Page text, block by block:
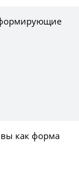
формирующие
как форма